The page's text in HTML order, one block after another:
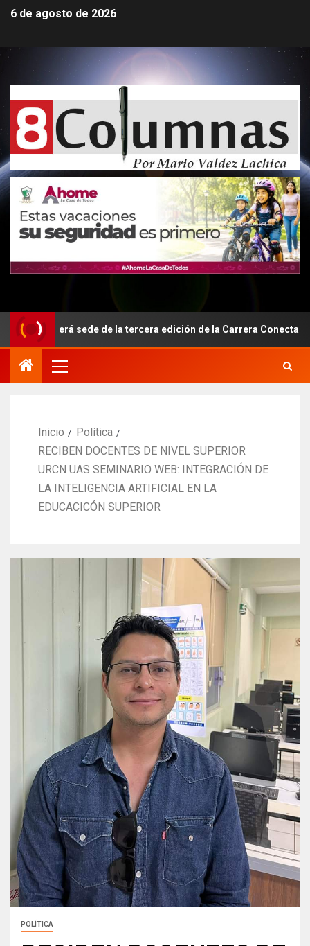
6 de agosto de 2026
sede de la tercera edición de la Carrera Conecta-Te 2026
Inicio
Política
RECIBEN DOCENTES DE NIVEL SUPERIOR
URCN UAS SEMINARIO WEB: INTEGRACIÓN DE
LA INTELIGENCIA ARTIFICIAL EN LA
EDUCACICÓN SUPERIOR
POLÍTICA